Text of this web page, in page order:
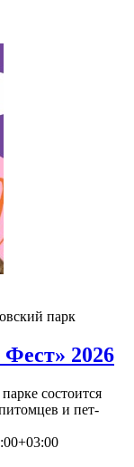
парк
2026
состоится
и пет-